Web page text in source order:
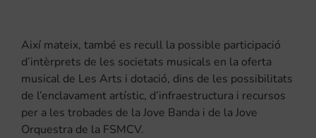
Així mateix, també es recull la possible participació
d’intèrprets de les societats musicals en la oferta
musical de Les Arts i dotació, dins de les possibilitats
de l’enclavament artístic, d’infraestructura i recursos
per a les trobades de la Jove Banda i de la Jove
Orquestra de la FSMCV.